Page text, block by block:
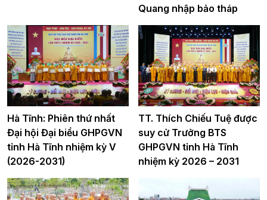
Quang nhập bảo tháp
Hà Tĩnh: Phiên thứ nhất
Đại hội Đại biểu GHPGVN
tỉnh Hà Tĩnh nhiệm kỳ V
(2026-2031)
TT. Thích Chiếu Tuệ được
suy cử Trưởng BTS
GHPGVN tỉnh Hà Tĩnh
nhiệm kỳ 2026 – 2031